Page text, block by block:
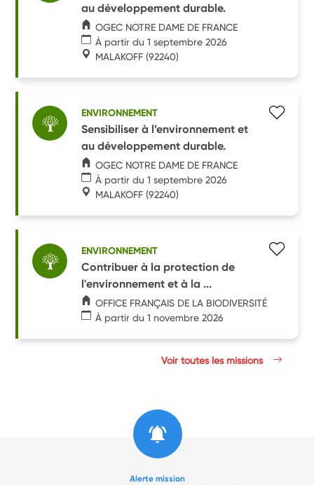
au développement durable.
OGEC NOTRE DAME DE FRANCE
À partir du 1 septembre 2026
MALAKOFF (92240)
ENVIRONNEMENT
Sensibiliser à l’environnement et
au développement durable.
OGEC NOTRE DAME DE FRANCE
À partir du 1 septembre 2026
MALAKOFF (92240)
ENVIRONNEMENT
Contribuer à la protection de
l'environnement et à la ...
OFFICE FRANÇAIS DE LA BIODIVERSITÉ
À partir du 1 novembre 2026
Voir toutes les missions
Alerte mission